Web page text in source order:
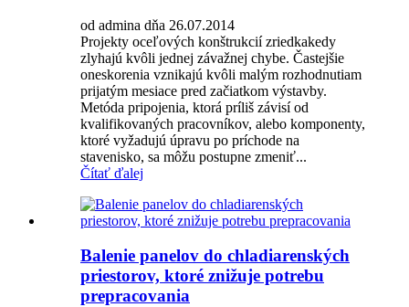
od admina dňa 26.07.2014
Projekty oceľových konštrukcií zriedkakedy
zlyhajú kvôli jednej závažnej chybe. Častejšie
oneskorenia vznikajú kvôli malým rozhodnutiam
prijatým mesiace pred začiatkom výstavby.
Metóda pripojenia, ktorá príliš závisí od
kvalifikovaných pracovníkov, alebo komponenty,
ktoré vyžadujú úpravu po príchode na
stavenisko, sa môžu postupne zmeniť...
Čítať ďalej
Balenie panelov do chladiarenských
priestorov, ktoré znižuje potrebu
prepracovania